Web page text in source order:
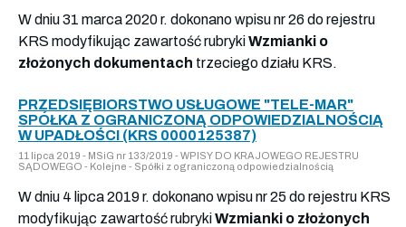
W dniu 31 marca 2020 r. dokonano wpisu nr 26 do rejestru
KRS modyfikując zawartość rubrykiWzmianki o
złożonych dokumentach trzeciego działu KRS.
PRZEDSIĘBIORSTWO USŁUGOWE "TELE-MAR"
SPÓŁKA Z OGRANICZONĄ ODPOWIEDZIALNOŚCIĄ
W UPADŁOŚCI (KRS 0000125387)
11 lipca 2019 - MSiG nr 133/2019 - WPISY DO KRAJOWEGO REJESTRU
SĄDOWEGO - Kolejne - Spółki z ograniczoną odpowiedzialnością
W dniu 4 lipca 2019 r. dokonano wpisu nr 25 do rejestru KRS
modyfikując zawartość rubrykiWzmianki o złożonych